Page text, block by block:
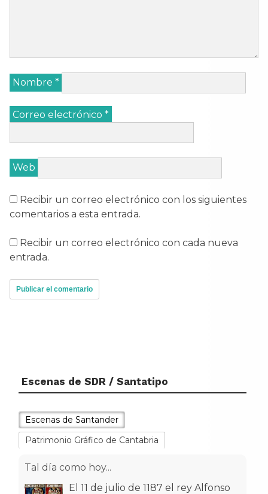
Nombre *
Correo electrónico *
Web
Recibir un correo electrónico con los siguientes
comentarios a esta entrada.
Recibir un correo electrónico con cada nueva
entrada.
Escenas de SDR / Santatipo
Escenas de Santander
Patrimonio Gráfico de Cantabria
Tal día como hoy...
El 11 de julio de 1187 el rey Alfonso